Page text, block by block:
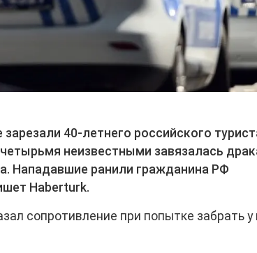
40-летнего российского
неизвестными завязалась
Нападавшие ранили гражданина РФ
Haberturk.
сопротивление при попытке забрать у